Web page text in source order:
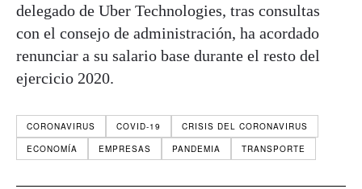
delegado de Uber Technologies, tras consultas
con el consejo de administración, ha acordado
renunciar a su salario base durante el resto del
ejercicio 2020.
CORONAVIRUS COVID-19
CRISIS DEL CORONAVIRUS
ECONOMÍA
EMPRESAS PANDEMIA TRANSPORTE